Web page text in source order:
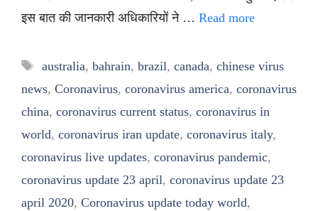
इस बात की जानकारी अधिकारियों ने … Read more
Tags
australia, bahrain, brazil, canada, chinese virus
news, Coronavirus, coronavirus america, coronavirus
china, coronavirus current status, coronavirus in
world, coronavirus iran update, coronavirus italy,
coronavirus live updates, coronavirus pandemic,
coronavirus update 23 april, coronavirus update 23
april 2020, Coronavirus update today world,